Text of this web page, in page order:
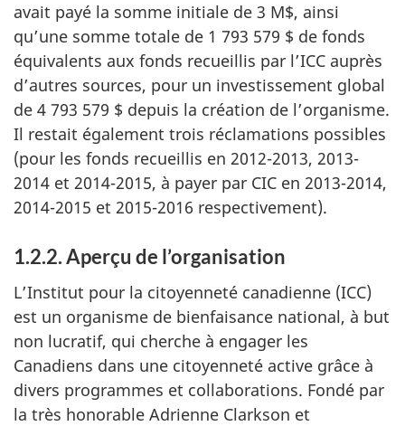
avait payé la somme initiale de 3 M$, ainsi
qu’une somme totale de 1 793 579 $ de fonds
équivalents aux fonds recueillis par l’ICC auprès
d’autres sources, pour un investissement global
de 4 793 579 $ depuis la création de l’organisme.
Il restait également trois réclamations possibles
(pour les fonds recueillis en 2012-2013, 2013-
2014 et 2014-2015, à payer par CIC en 2013-2014,
2014-2015 et 2015-2016 respectivement).
1.2.2. Aperçu de l’organisation
L’Institut pour la citoyenneté canadienne (ICC)
est un organisme de bienfaisance national, à but
non lucratif, qui cherche à engager les
Canadiens dans une citoyenneté active grâce à
divers programmes et collaborations. Fondé par
la très honorable Adrienne Clarkson et